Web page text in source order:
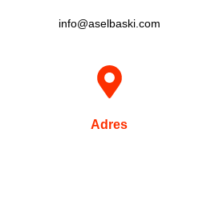
info@aselbaski.com
Adres